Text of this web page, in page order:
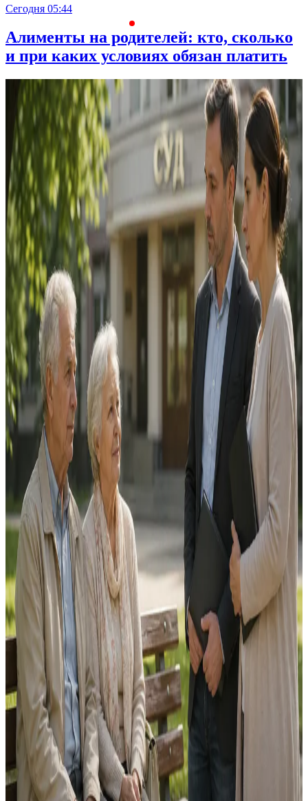
Сегодня 05:44
Алименты на родителей: кто, сколько
и при каких условиях обязан платить